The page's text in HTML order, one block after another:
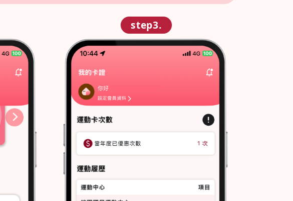
step3.